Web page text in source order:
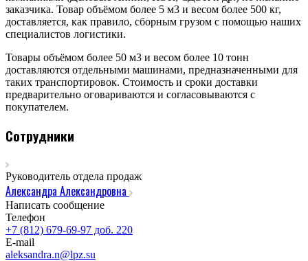
заказчика. Товар объёмом более 5 м3 и весом более 500 кг,
доставляется, как правило, сборным грузом с помощью наших
специалистов логистики.
Товары объёмом более 50 м3 и весом более 10 тонн
доставляются отдельными машинами, предназначенными для
таких транспортировок. Стоимость и сроки доставки
предварительно оговариваются и согласовываются с
покупателем.
Сотрудники
Руководитель отдела продаж
Александра Александровна
Написать сообщение
Телефон
+7 (812) 679-69-97 доб. 220
E-mail
aleksandra.n@lpz.su